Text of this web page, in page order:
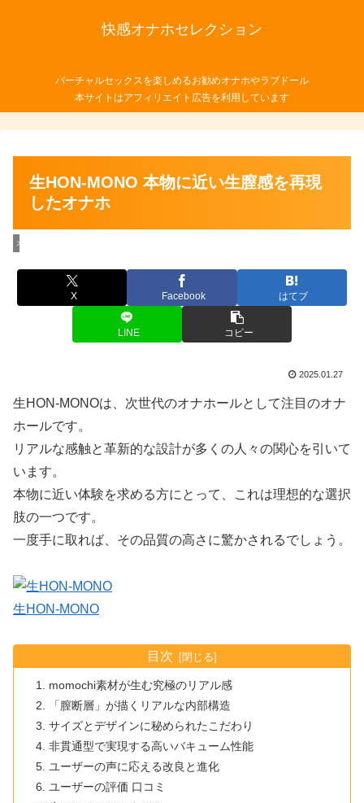
快感オナホセレクション
バーチャルセックスを楽しめるお勧めオナホやラブドール
本サイトはアフィリエイト広告を利用しています
生HON-MONO 本物に近い生膣感を再現
したオナホ
オナホール
X Facebook はてブ
LINE コピー
2025.01.27
生HON-MONOは、次世代のオナホールとして注目のオナ
ホールです。
リアルな感触と革新的な設計が多くの人々の関心を引いて
います。
本物に近い体験を求める方にとって、これは理想的な選択
肢の一つです。
一度手に取れば、その品質の高さに驚かされるでしょう。
生HON-MONO
目次
momochi素材が生む究極のリアル感
「膣断層」が描くリアルな内部構造
サイズとデザインに秘められたこだわり
非貫通型で実現する高いバキューム性能
ユーザーの声に応える改良と進化
ユーザーの評価 口コミ